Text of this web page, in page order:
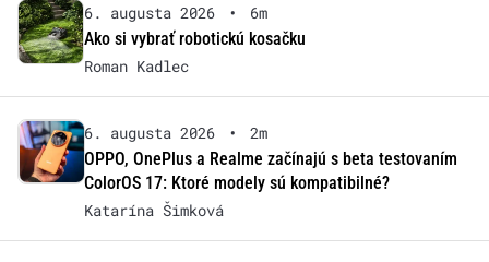
6. augusta 2026 •
6m
Ako si vybrať robotickú kosačku
Roman Kadlec
6. augusta 2026 •
2m
OPPO, OnePlus a Realme začínajú s beta testovaním
ColorOS 17: Ktoré modely sú kompatibilné?
Katarína Šimková